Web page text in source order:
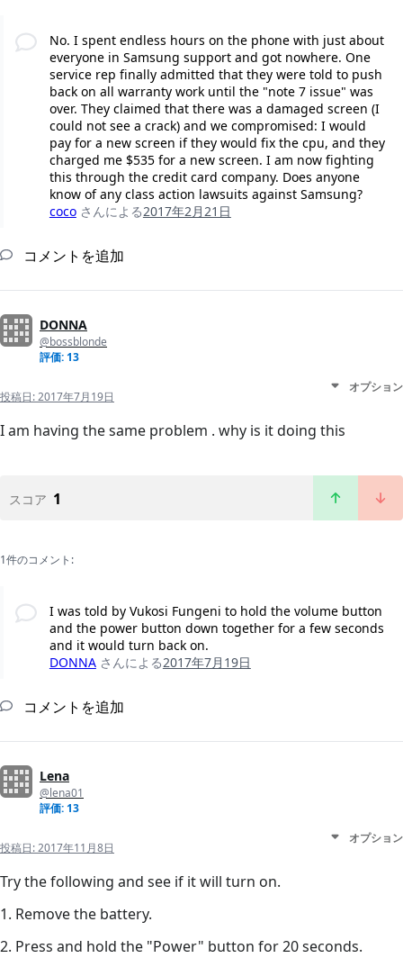
No. I spent endless hours on the phone with just about
everyone in Samsung support and got nowhere. One
service rep finally admitted that they were told to push
back on all warranty work until the "note 7 issue" was
over. They claimed that there was a damaged screen (I
could not see a crack) and we compromised: I would
pay for a new screen if they would fix the cpu, and they
charged me $535 for a new screen. I am now fighting
this through the credit card company. Does anyone
know of any class action lawsuits against Samsung?
coco さんによる2017年2月21日
コメントを追加
DONNA
@bossblonde
評価: 13
投稿日:2017年7月19日
オプション
I am having the same problem . why is it doing this
スコア 1
1件のコメント:
I was told by Vukosi Fungeni to hold the volume button
and the power button down together for a few seconds
and it would turn back on.
DONNA さんによる2017年7月19日
コメントを追加
Lena
@lena01
評価: 13
投稿日:2017年11月8日
オプション
Try the following and see if it will turn on.
1. Remove the battery.
2. Press and hold the "Power" button for 20 seconds.